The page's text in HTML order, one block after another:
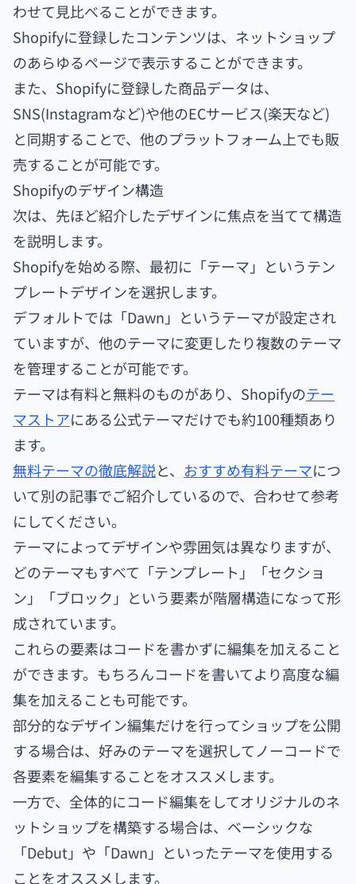
わせて見比べることができます。
Shopifyに登録したコンテンツは、ネットショップ
のあらゆるページで表示することができます。
また、Shopifyに登録した商品データは、
SNS(Instagramなど)や他のECサービス(楽天など)
と同期することで、他のプラットフォーム上でも販
売することが可能です。
Shopifyのデザイン構造
次は、先ほど紹介したデザインに焦点を当てて構造
を説明します。
Shopifyを始める際、最初に「テーマ」というテン
プレートデザインを選択します。
デフォルトでは「Dawn」というテーマが設定され
ていますが、他のテーマに変更したり複数のテーマ
を管理することが可能です。
テーマは有料と無料のものがあり、Shopifyのテー
マストアにある公式テーマだけでも約100種類あり
ます。
無料テーマの徹底解説と、 おすすめ有料テーマにつ
いて別の記事でご紹介しているので、合わせて参考
にしてください。
テーマによってデザインや雰囲気は異なりますが、
どのテーマもすべて「テンプレート」「セクショ
ン」「ブロック」という要素が階層構造になって形
成されています。
これらの要素はコードを書かずに編集を加えること
ができます。もちろんコードを書いてより高度な編
集を加えることも可能です。
部分的なデザイン編集だけを行ってショップを公開
する場合は、好みのテーマを選択してノーコードで
各要素を編集することをオススメします。
一方で、全体的にコード編集をしてオリジナルのネ
ットショップを構築する場合は、ベーシックな
「Debut」や「Dawn」といったテーマを使用する
ことをオススメします。